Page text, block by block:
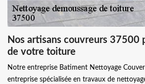
Nos artisans couvreurs 37500
de votre toiture
Notre entreprise Batiment Nettoyage
entreprise spécialisée en travaux de